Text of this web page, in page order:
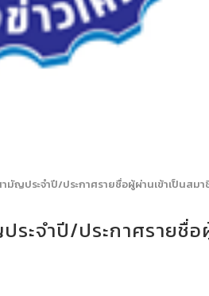
ญประจำปี/ประกาศรายชื่อผู้ผ่านเข้าเป็นสม
ะจำปี/ประกาศรายชื่